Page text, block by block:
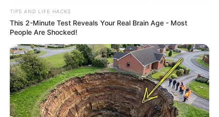
TIPS AND LIFE HACKS
This 2-Minute Test Reveals Your Real Brain Age - Most
People Are Shocked!